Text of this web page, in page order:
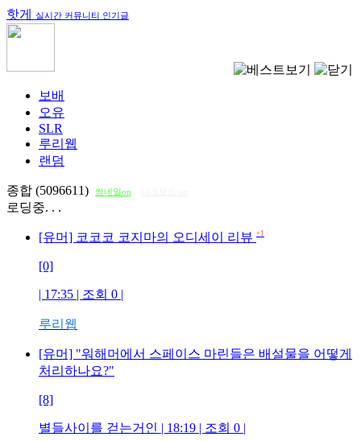
핫게 실시간 커뮤니티 인기글
보배
오유
SLR
루리웹
랜덤
종합 (5096611) 썸네일on
로딩중. . .
[유머] 코코코 코지마의 오디세이 리뷰 +1
[0]
| 17:35 | 조회 0 |
루리웹
[유머] "워해머에서 스페이스 마린들은 배설물을 어떻게
처리하나요?"
[8]
별들사이를 걷는거인 | 18:19 | 조회 0 |